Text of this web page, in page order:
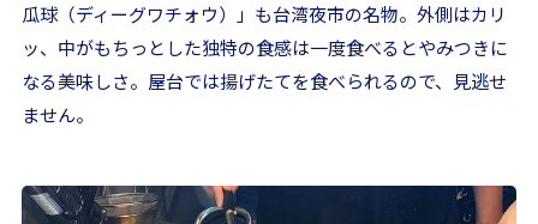
瓜球（ディーグワチォウ）」も台湾夜市の名物。外側はカリ
ッ、中がもちっとした独特の食感は一度食べるとやみつきに
なる美味しさ。屋台では揚げたてを食べられるので、見逃せ
ません。